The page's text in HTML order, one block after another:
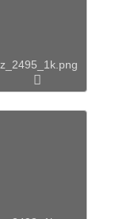
z_2495_1k.png